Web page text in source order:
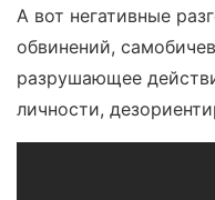
А вот негативные
обвинений,
разрушающее
личности,